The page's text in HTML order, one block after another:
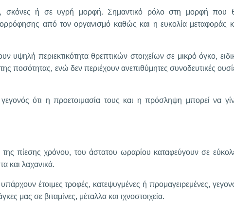
σκόνες ή σε υγρή μορφή. Σημαντικό ρόλο στη μορφή που
από τον οργανισμό καθώς και η ευκολία μεταφοράς
υψηλή περιεκτικότητα θρεπτικών στοιχείων σε μικρό όγκο,
ποσότητας, ενώ δεν περιέχουν ανεπιθύμητες συνοδευτικές
ότι η προετοιμασία τους και η πρόσληψη μπορεί να
πίεσης χρόνου, του άστατου ωραρίου καταφεύγουν σε
και λαχανικά.
έτοιμες τροφές, κατεψυγμένες ή προμαγειρεμένες,
μας σε βιταμίνες, μέταλλα και ιχνοστοιχεία.